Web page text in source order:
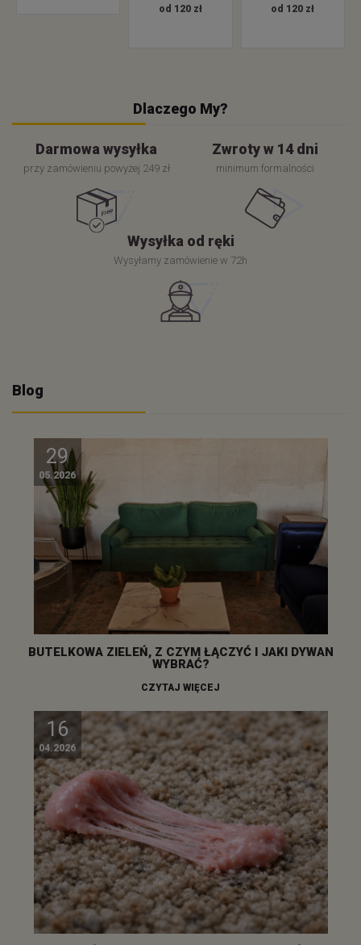
od 120 zł od 120 zł
Dlaczego My?
Darmowa wysyłka
przy zamówieniu powyżej 249 zł
Zwroty w 14 dni
minimum formalności
Wysyłka od ręki
Wysyłamy zamówienie w 72h
Blog
29
05.2026
BUTELKOWA ZIELEŃ, Z CZYM ŁĄCZYĆ I JAKI DYWAN
WYBRAĆ?
CZYTAJ WIĘCEJ
16
04.2026